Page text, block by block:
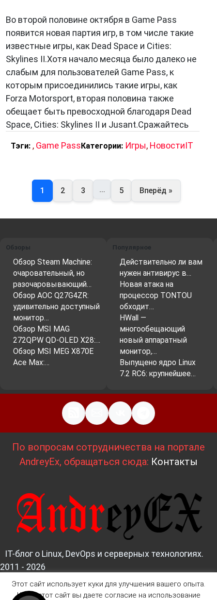
Во второй половине октября в Game Pass
появится новая партия игр, в том числе такие
известные игры, как Dead Space и Cities:
Skylines II.Хотя начало месяца было далеко не
слабым для пользователей Game Pass, к
которым присоединились такие игры, как
Forza Motorsport, вторая половина также
обещает быть превосходной благодаря Dead
Space, Cities: Skylines II и Jusant.Сражайтесь
Тэги: , Game PassКатегории: Игры, НовостиIT
1 2 3 ... 5 Вперёд »
Обзоры
Обзор Steam Machine:
очаровательный, но
разочаровывающий…
Обзор AOC Q27G4ZR:
удивительно доступный
монитор…
Обзор MSI MAG
272QPW QD-OLED X28:…
Обзор MSI MEG X870E
Ace Max:…
Популярное
Действительно ли вам
нужен антивирус в…
Новая атака на
процессор TONTOU
обходит…
HWall —
многообещающий
новый аппаратный
монитор,…
Выпущено ядро Linux
7.2 RC6: крупнейшее…
По вопросам сотрудничества на портале
AndreyEx, обращаться сюда: Контакты
IT-блог о Linux, DevOps и серверных технологиях.
2011 - 2026
Дизайн и верстка:AndreyEx
Этот сайт использует куки для улучшения вашего опыта.
Читая этот сайт вы даете согласие на использование